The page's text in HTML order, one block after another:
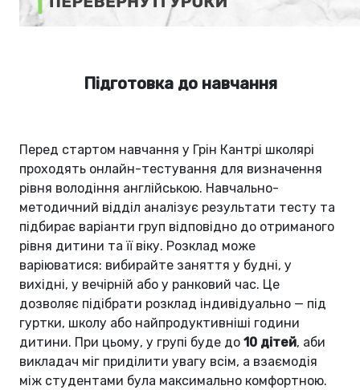
Підготовка до навчання
Перед стартом навчання у Грін Кантрі школярі
проходять онлайн-тестування для визначення
рівня володіння англійською. Навчально-
методичний відділ аналізує результати тесту та
підбирає варіанти груп відповідно до отриманого
рівня дитини та її віку. Розклад може
варіюватися: вибирайте заняття у будні, у
вихідні, у вечірній або у ранковий час. Це
дозволяє підібрати розклад індивідуально — під
гуртки, школу або найпродуктивніші години
дитини. При цьому, у групі буде до 10 дітей, аби
викладач міг приділити увагу всім, а взаємодія
між студентами була максимально комфортною.